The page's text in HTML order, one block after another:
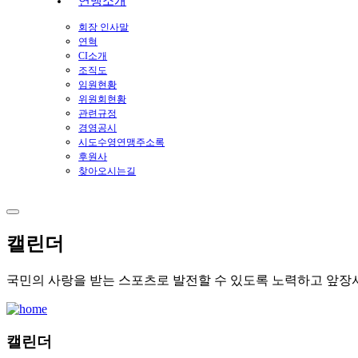
회장 인사말
연혁
CI소개
조직도
임원현황
위원회현황
관련규정
경영공시
시도수영연맹주소록
후원사
찾아오시는길
캘린더
국민의 사랑을 받는 스포츠로 발전할 수 있도록 노력하고 앞장
캘린더